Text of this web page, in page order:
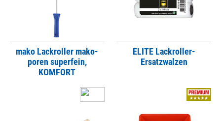
mako Lackroller mako-
poren superfein,
KOMFORT
ELITE Lackroller-
Ersatzwalzen